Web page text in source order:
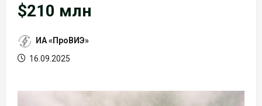
$210 млн
ИА «ПроВИЭ»
16.09.2025